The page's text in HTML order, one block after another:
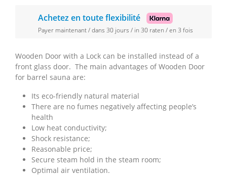
Achetez en toute flexibilité
Payer maintenant / dans 30 jours / in 30 raten / en 3 fois
Wooden Door with a Lock can be installed instead of a
front glass door. The main advantages of Wooden Door
for barrel sauna are:
Its eco-friendly natural material
There are no fumes negatively affecting people’s
health
Low heat conductivity;
Shock resistance;
Reasonable price;
Secure steam hold in the steam room;
Optimal air ventilation.